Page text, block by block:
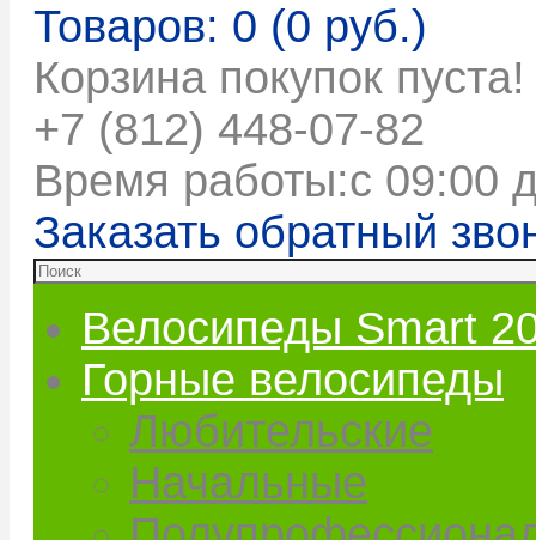
Товаров: 0 (0 руб.)
Корзина покупок пуста!
+7 (812) 448-07-82
Время работы:с 09:00
Заказать обратный
Велосипеды Smart
Горные велосипеды
Любительские
Начальные